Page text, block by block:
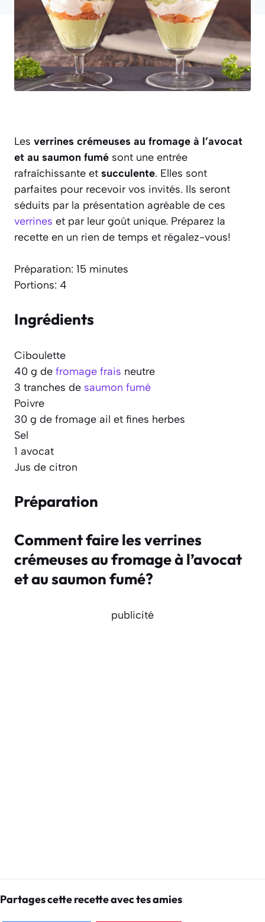
Les verrines crémeuses au fromage à l’avocat
et au saumon fumé sont une entrée
rafraîchissante et succulente. Elles sont
parfaites pour recevoir vos invités. Ils seront
séduits par la présentation agréable de ces
verrines et par leur goût unique. Préparez la
recette en un rien de temps et régalez-vous!
Préparation: 15 minutes
Portions: 4
Ingrédients
Ciboulette
40 g de fromage frais neutre
3 tranches de saumon fumé
Poivre
30 g de fromage ail et fines herbes
Sel
1 avocat
Jus de citron
Préparation
Comment faire les verrines
crémeuses au fromage à l’avocat
et au saumon fumé?
publicité
Partages cette recette avec tes amies